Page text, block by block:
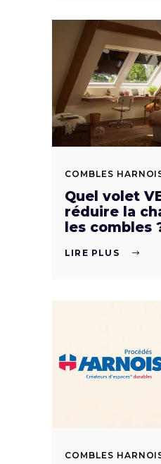
COMBLES
Quel volet
réduire la
les combles
LIRE PLUS
COMBLES